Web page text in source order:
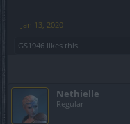
Jan 13, 2020
GS1946 likes this.
Nethielle
Regular